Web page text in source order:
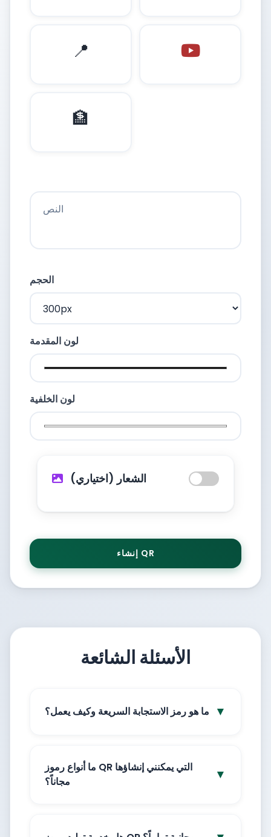
📍
🏦
الحجم
لون المقدمة
لون الخلفية
الشعار (اختياري)
إنشاء QR
الأسئلة الشائعة
ما هو رمز الاستجابة السريعة وكيف يعمل؟ ▼
ما أنواع رموز QR التي يمكنني إنشاؤها
مجاناً؟
▼